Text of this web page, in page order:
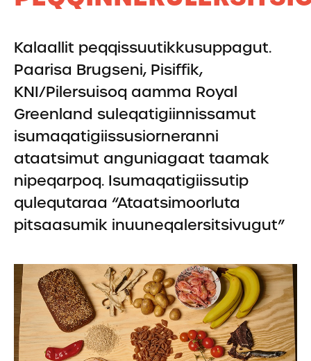
Kalaallit peqqissuutikkusuppagut.
Paarisa Brugseni, Pisiffik,
KNI/Pilersuisoq aamma Royal
Greenland suleqatigiinnissamut
isumaqatigiissusiorneranni
ataatsimut anguniagaat taamak
nipeqarpoq. Isumaqatigiissutip
qulequtaraa “Ataatsimoorluta
pitsaasumik inuuneqalersitsivugut”